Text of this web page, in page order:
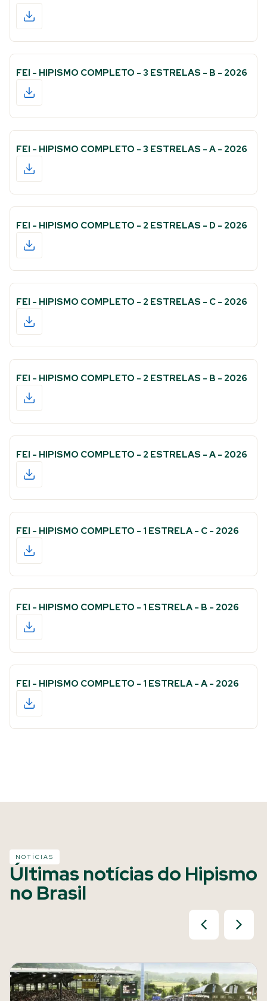
FEI - HIPISMO COMPLETO - 3 ESTRELAS - B - 2026
FEI - HIPISMO COMPLETO - 3 ESTRELAS - A - 2026
FEI - HIPISMO COMPLETO - 2 ESTRELAS - D - 2026
FEI - HIPISMO COMPLETO - 2 ESTRELAS - C - 2026
FEI - HIPISMO COMPLETO - 2 ESTRELAS - B - 2026
FEI - HIPISMO COMPLETO - 2 ESTRELAS - A - 2026
FEI - HIPISMO COMPLETO - 1 ESTRELA - C - 2026
FEI - HIPISMO COMPLETO - 1 ESTRELA - B - 2026
FEI - HIPISMO COMPLETO - 1 ESTRELA - A - 2026
NOTÍCIAS
Últimas notícias do Hipismo
no Brasil